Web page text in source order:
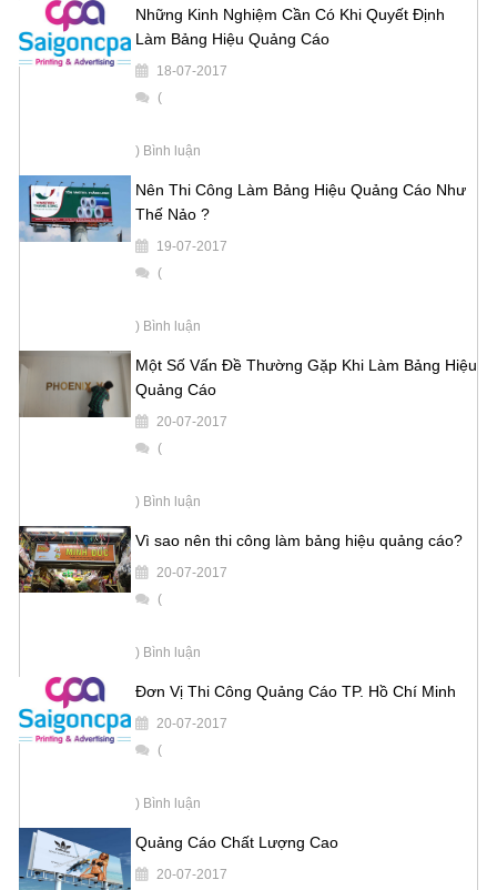
Những Kinh Nghiệm Cần Có Khi Quyết Định
Làm Bảng Hiệu Quảng Cáo
18-07-2017
(
) Bình luận
Nên Thi Công Làm Bảng Hiệu Quảng Cáo Như
Thế Nảo ?
19-07-2017
(
) Bình luận
Một Số Vấn Đề Thường Gặp Khi Làm Bảng Hiệu
Quảng Cáo
20-07-2017
(
) Bình luận
Vì sao nên thi công làm bảng hiệu quảng cáo?
20-07-2017
(
) Bình luận
Đơn Vị Thi Công Quảng Cáo TP. Hồ Chí Minh
20-07-2017
(
) Bình luận
Quảng Cáo Chất Lượng Cao
20-07-2017